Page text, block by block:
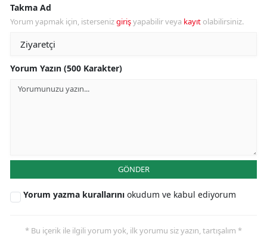
Takma Ad
Yorum yapmak için, istersenizgirişyapabilir veya kayıt olabilirsiniz.
Yorum Yazın (500 Karakter)
GÖNDER
Yorum yazma kurallarını okudum ve kabul ediyorum
* Bu içerik ile ilgili yorum yok, ilk yorumu siz yazın, tartışalım *